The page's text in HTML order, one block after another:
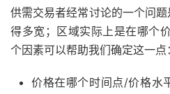
供需交易者经常讨论的一个问
得多宽；区域实际上是在哪个
个因素可以帮助我们确定这一点：
价格在哪个时间点/价格水